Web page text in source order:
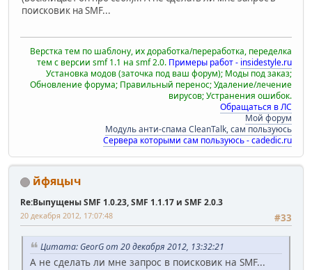
поисковик на SMF...
Верстка тем по шаблону, их доработка/переработка, переделка
тем с версии smf 1.1 на smf 2.0. Примеры работ - insidestyle.ru
Установка модов (заточка под ваш форум); Моды под заказ;
Обновление форума; Правильный перенос; Удаление/лечение
вирусов; Устранения ошибок.
Обращаться в ЛС
Мой форум
Модуль анти-спама CleanTalk, сам пользуюсь
Сервера которыми сам пользуюсь - cadedic.ru
йфяцыч
Re:Выпущены SMF 1.0.23, SMF 1.1.17 и SMF 2.0.3
#33
20 декабря 2012, 17:07:48
Цитата: GeorG от 20 декабря 2012, 13:32:21
А не сделать ли мне запрос в поисковик на SMF...